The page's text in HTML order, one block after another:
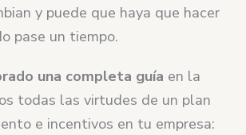
y puede que haya que hacer
pase un tiempo.
una completa guía en la
todas las virtudes de un plan
e incentivos en tu empresa: